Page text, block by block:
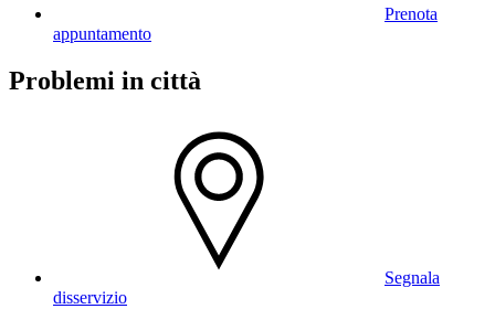
Prenota
appuntamento
Problemi in città
Segnala
disservizio